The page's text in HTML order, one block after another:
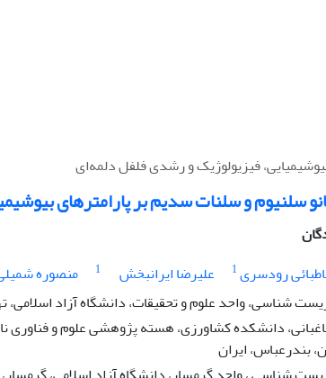
فیزیولوژیک و رشدی فلفل دلمه‌ای
سلنیوم و سلنات سدیم بر پارامترهای
رودسری1 علیرضا ایرانبخش 1 منصوره
شناسی، واحد علوم و تحقیقات، دانشگاه آزاد اسلامی،
دانشکده کشاورزی، هسته پژوهشی علوم و فناوری
بندرعباس، ایران